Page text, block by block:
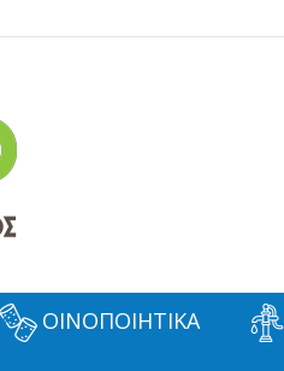
ΟΙΝΟΠΟΙΗΤΙΚΑ